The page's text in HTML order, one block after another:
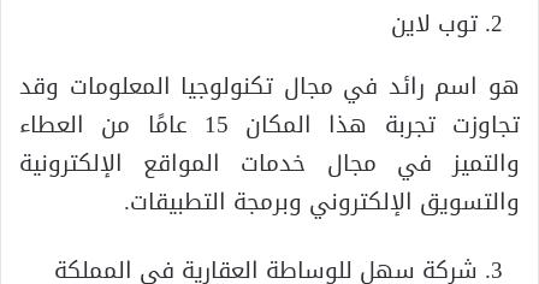
توب لاين
هو اسم رائد في مجال تكنولوجيا المعلومات وقد
تجاوزت تجربة هذا المكان 15 عامًا من العطاء
والتميز في مجال خدمات المواقع الإلكترونية
والتسويق الإلكتروني وبرمجة التطبيقات.
شركة سهل للوساطة العقارية في المملكة